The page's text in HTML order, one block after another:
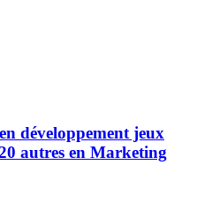
développement jeux
autres en Marketing